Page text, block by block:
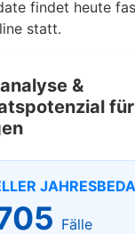
findet heute
statt.
&
für
Fälle